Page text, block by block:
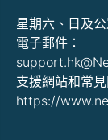
星期六、日及
電子郵件：
支援網站和常見
https://